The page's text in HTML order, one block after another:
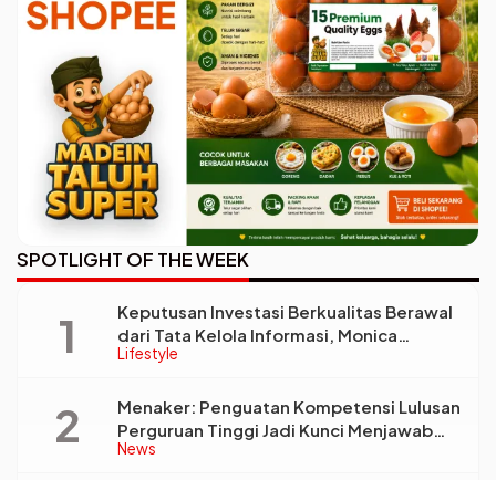
SPOTLIGHT OF THE WEEK
Lifestyle
Keputusan Investasi Berkualitas Berawal
dari Tata Kelola Informasi, Monica
Triyadi: Bukan Sekadar Analisis
News
Menaker: Penguatan Kompetensi Lulusan
Perguruan Tinggi Jadi Kunci Menjawab
Kebutuhan Dunia Kerja